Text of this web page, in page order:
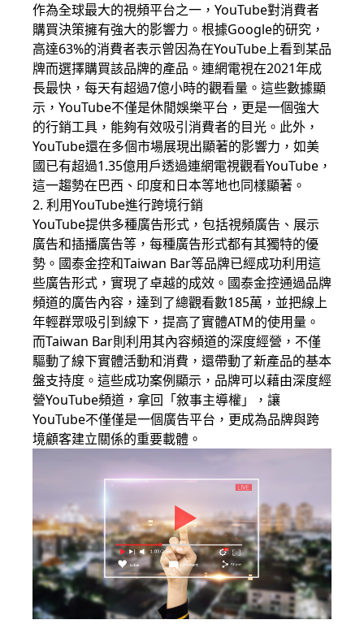
作為全球最大的視頻平台之一，YouTube對消費者
購買決策擁有強大的影響力。根據Google的研究，
高達63%的消費者表示曾因為在YouTube上看到某品
牌而選擇購買該品牌的產品。連網電視在2021年成
長最快，每天有超過7億小時的觀看量。這些數據顯
示，YouTube不僅是休閒娛樂平台，更是一個強大
的行銷工具，能夠有效吸引消費者的目光。此外，
YouTube還在多個市場展現出顯著的影響力，如美
國已有超過1.35億用戶透過連網電視觀看YouTube，
這一趨勢在巴西、印度和日本等地也同樣顯著。
2. 利用YouTube進行跨境行銷
YouTube提供多種廣告形式，包括視頻廣告、展示
廣告和插播廣告等，每種廣告形式都有其獨特的優
勢。國泰金控和Taiwan Bar等品牌已經成功利用這
些廣告形式，實現了卓越的成效。國泰金控通過品牌
頻道的廣告內容，達到了總觀看數185萬，並把線上
年輕群眾吸引到線下，提高了實體ATM的使用量。
而Taiwan Bar則利用其內容頻道的深度經營，不僅
驅動了線下實體活動和消費，還帶動了新產品的基本
盤支持度。這些成功案例顯示，品牌可以藉由深度經
營YouTube頻道，拿回「敘事主導權」，讓
YouTube不僅僅是一個廣告平台，更成為品牌與跨
境顧客建立關係的重要載體。